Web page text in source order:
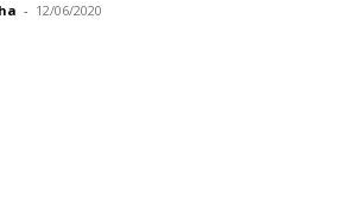
- 12/06/2020